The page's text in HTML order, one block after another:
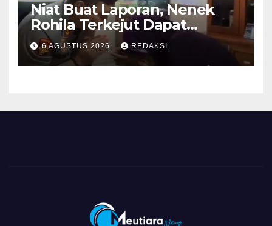
Niat Buat Laporan, Nenek
Rohila Terkejut Dapat
Bantuan dari Kabid Propam
Kombes Pol Eddwi
6 AGUSTUS 2026 REDAKSI